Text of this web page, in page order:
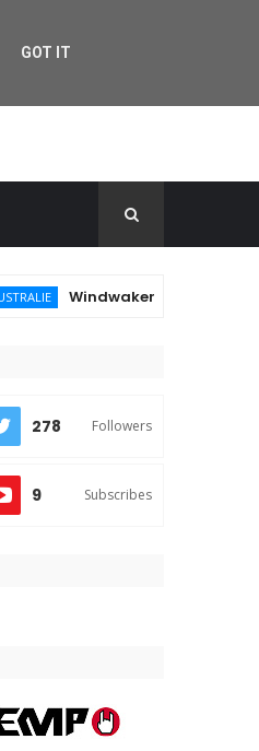
Windwaker annonce son 3ème
278 Followers
9 Subscribes
GOT IT